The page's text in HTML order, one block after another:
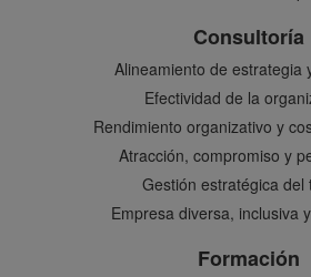
Consultoría
Alineamiento de estrategia
Efectividad de la
Rendimiento organizativo y
Atracción, compromiso y
Gestión estratégica del
Empresa diversa, inclusiva
Formación